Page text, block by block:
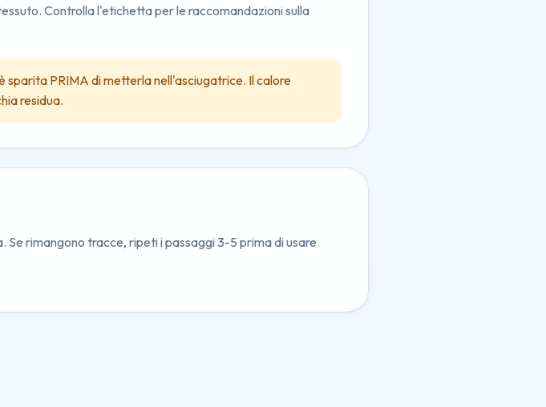
Controlla l'etichetta per le raccomandazioni sulla
sparita PRIMA di metterla nell'asciugatrice. Il calore
residua.
Se rimangono tracce, ripeti i passaggi 3-5 prima di usare